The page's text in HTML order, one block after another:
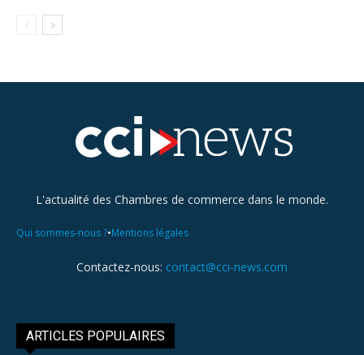
L'actualité des Chambres de commerce dans le monde.
Qui sommes-nous ?•Mentions légales
Contactez-nous: contact@cci-news.com
ARTICLES POPULAIRES